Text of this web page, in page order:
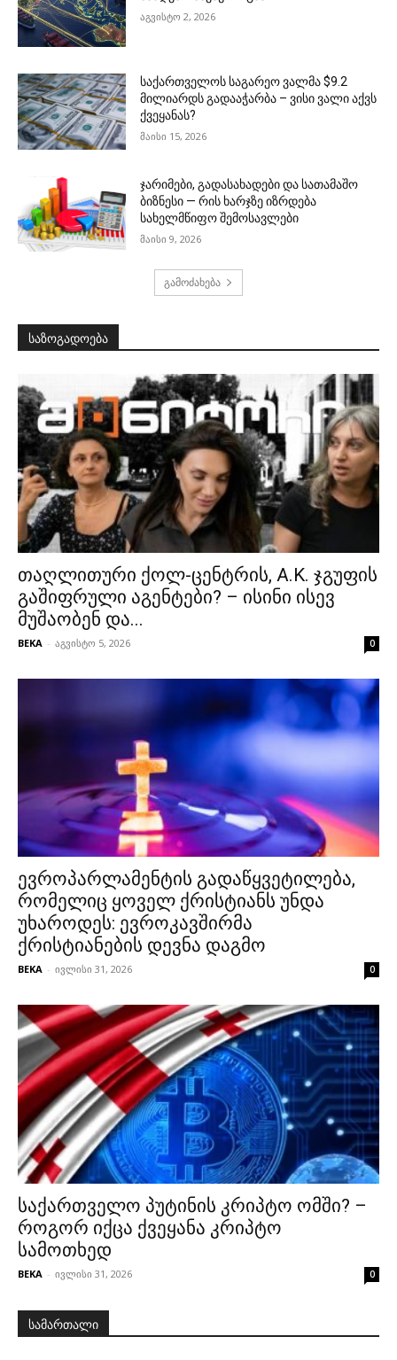
აგვისტო 2, 2026
საქართველოს საგარეო ვალმა $9.2
მილიარდს გადააჭარბა – ვისი ვალი აქვს
ქვეყანას?
მაისი 15, 2026
ჯარიმები, გადასახადები და სათამაშო
ბიზნესი — რის ხარჯზე იზრდება
სახელმწიფო შემოსავლები
მაისი 9, 2026
გამოძახება
საზოგადოება
თაღლითური ქოლ-ცენტრის, A.K. ჯგუფის
გაშიფრული აგენტები? – ისინი ისევ
მუშაობენ და...
BEKA - აგვისტო 5, 2026 0
ევროპარლამენტის გადაწყვეტილება,
რომელიც ყოველ ქრისტიანს უნდა
უხაროდეს: ევროკავშირმა
ქრისტიანების დევნა დაგმო
BEKA - ივლისი 31, 2026 0
საქართველო პუტინის კრიპტო ომში? –
როგორ იქცა ქვეყანა კრიპტო
სამოთხედ
BEKA - ივლისი 31, 2026 0
სამართალი